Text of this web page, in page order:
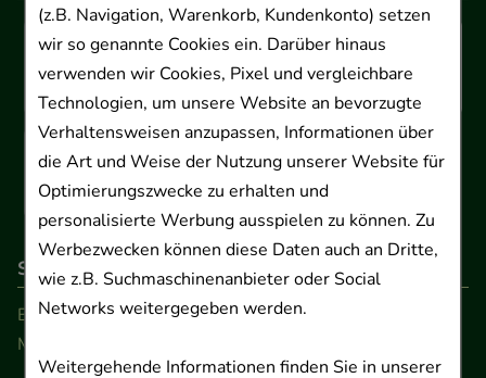
(z.B. Navigation, Warenkorb, Kundenkonto) setzen
wir so genannte Cookies ein. Darüber hinaus
verwenden wir Cookies, Pixel und vergleichbare
Technologien, um unsere Website an bevorzugte
Verhaltensweisen anzupassen, Informationen über
die Art und Weise der Nutzung unserer Website für
Optimierungszwecke zu erhalten und
personalisierte Werbung ausspielen zu können. Zu
Werbezwecken können diese Daten auch an Dritte,
wie z.B. Suchmaschinenanbieter oder Social
Networks weitergegeben werden.
Weitergehende Informationen finden Sie in unserer
So erreichen Sie uns
Beratung und Kundenservice:
Montag - Freitag von 9.00 bis 17.00 Uhr